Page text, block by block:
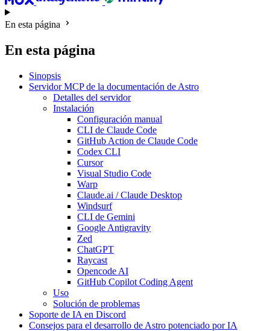
En esta página
En esta página
Sinopsis
Servidor MCP de la documentación de Astro
Detalles del servidor
Instalación
Configuración manual
CLI de Claude Code
GitHub Action de Claude Code
Codex CLI
Cursor
Visual Studio Code
Warp
Claude.ai / Claude Desktop
Windsurf
CLI de Gemini
Google Antigravity
Zed
ChatGPT
Raycast
Opencode AI
GitHub Copilot Coding Agent
Uso
Solución de problemas
Soporte de IA en Discord
Consejos para el desarrollo de Astro potenciado por IA